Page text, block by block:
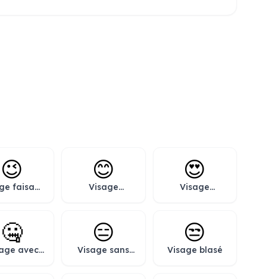
😉
faisant
😊
Visage
😍
Visage
de cœur
🤐
avec
😑
Visage sans
😒
Visage blasé